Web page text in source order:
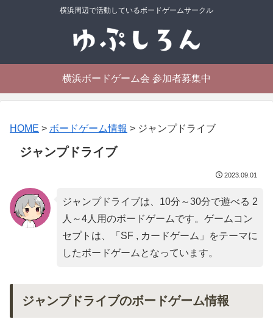
横浜周辺で活動しているボードゲームサークル
横浜ボードゲーム会 参加者募集中
HOME > ボードゲーム情報 > ジャンプドライブ
ジャンプドライブ
2023.09.01
ジャンプドライブは、10分～30分で遊べる 2
人～4人用のボードゲームです。ゲームコン
セプトは、「 SF , カードゲーム 」をテーマに
したボードゲームとなっています。
ジャンプドライブのボードゲーム情報